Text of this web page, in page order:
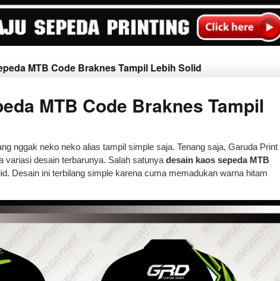
MTB Code Braknes Tampil Lebih Solid
MTB Code Braknes Tampil
nggak neko neko alias tampil simple saja. Tenang saja, Garuda Print
variasi desain terbarunya. Salah satunyadesain kaos sepeda MTB
Desain ini terbilang simple karena cuma memadukan warna hitam